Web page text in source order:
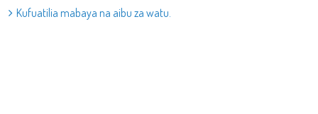
Kufuatilia mabaya na aibu za watu.